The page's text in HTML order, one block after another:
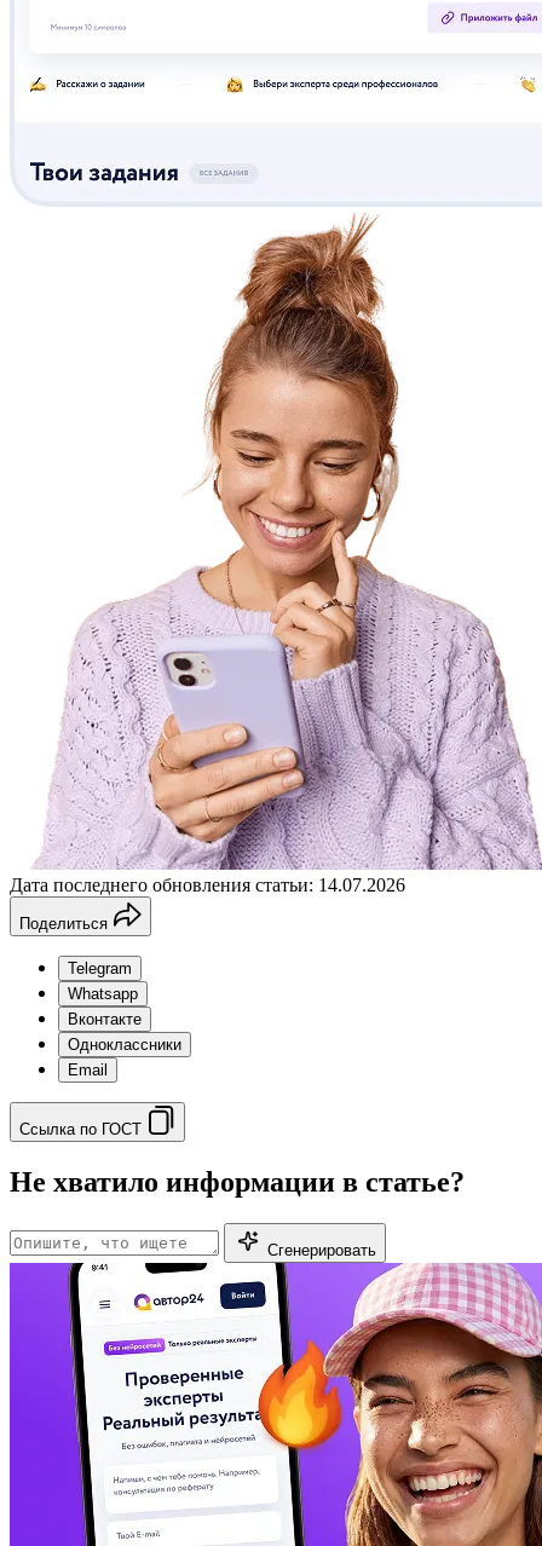
Дата последнего обновления статьи: 14.07.2026
Поделиться
Telegram
Whatsapp
Вконтакте
Одноклассники
Email
Ссылка по ГОСТ
Не хватило информации в статье?
Сгенерировать